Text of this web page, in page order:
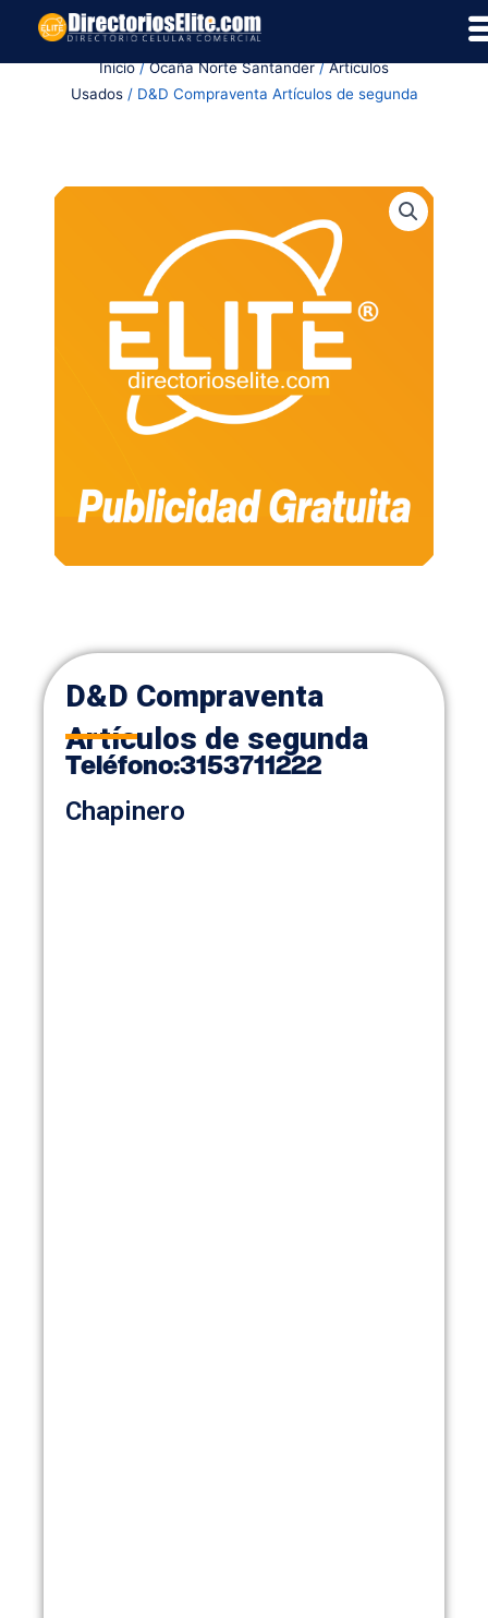
Inicio/Ocaña Norte Santander/Artículos
Usados/ D&D Compraventa Artículos de segunda
D&D Compraventa
Artículos de segunda
Teléfono:3153711222
Chapinero